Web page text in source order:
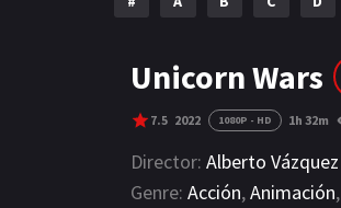
Unicorn Wars
7.5 2022 1080P - HD 1h 32m
Director: Alberto Vázquez
Genre: Acción,Animación,